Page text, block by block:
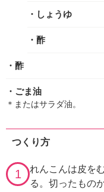
・しょうゆ
・酢
・酢
・ごま油
＊またはサラダ油。
つくり方
1
れんこんは皮を
る。切ったもの